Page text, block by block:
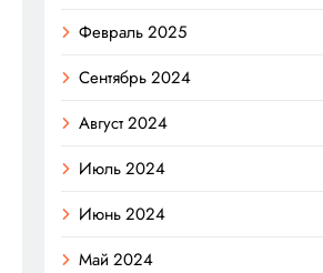
Февраль 2025
Сентябрь 2024
Август 2024
Июль 2024
Июнь 2024
Май 2024